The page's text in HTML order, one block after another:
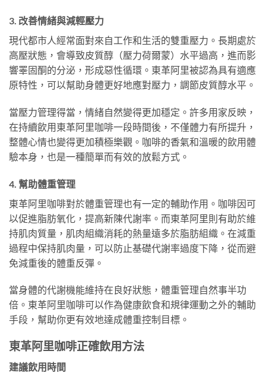
3. 改善情緒與減輕壓力
現代都市人經常面對來自工作和生活的雙重壓力。長期處於
高壓狀態，會導致皮質醇（壓力荷爾蒙）水平過高，進而影
響睪固酮的分泌，形成惡性循環。東革阿里被認為具有適應
原特性，可以幫助身體更好地應對壓力，調節皮質醇水平。
當壓力管理得當，情緒自然變得更加穩定。許多用家反映，
在持續飲用東革阿里咖啡一段時間後，不僅體力有所提升，
整體心情也變得更加積極樂觀。咖啡的香氣和溫暖的飲用體
驗本身，也是一種簡單而有效的放鬆方式。
4. 幫助體重管理
東革阿里咖啡對於體重管理也有一定的輔助作用。咖啡因可
以促進脂肪氧化，提高新陳代謝率。而東革阿里則有助於維
持肌肉質量，肌肉組織消耗的熱量遠多於脂肪組織。在減重
過程中保持肌肉量，可以防止基礎代謝率過度下降，從而避
免減重後的體重反彈。
當身體的代謝機能維持在良好狀態，體重管理自然事半功
倍。東革阿里咖啡可以作為健康飲食和規律運動之外的輔助
手段，幫助你更有效地達成體重控制目標。
東革阿里咖啡正確飲用方法
建議飲用時間